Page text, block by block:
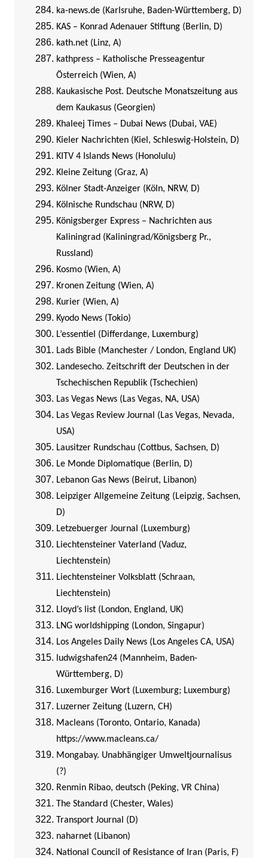
ka-news.de (Karlsruhe, Baden-Württemberg, D)
KAS – Konrad Adenauer Stiftung (Berlin, D)
kath.net (Linz, A)
kathpress – Katholische Presseagentur
Österreich (Wien, A)
Kaukasische Post. Deutsche Monatszeitung aus
dem Kaukasus (Georgien)
Khaleej Times – Dubai News (Dubai, VAE)
Kieler Nachrichten (Kiel, Schleswig-Holstein, D)
KITV 4 Islands News (Honolulu)
Kleine Zeitung (Graz, A)
Kölner Stadt-Anzeiger (Köln, NRW, D)
Kölnische Rundschau (NRW, D)
Königsberger Express – Nachrichten aus
Kaliningrad (Kaliningrad/Königsberg Pr.,
Russland)
Kosmo (Wien, A)
Kronen Zeitung (Wien, A)
Kurier (Wien, A)
Kyodo News (Tokio)
L’essentiel (Differdange, Luxemburg)
Lads Bible (Manchester / London, England UK)
Landesecho. Zeitschrift der Deutschen in der
Tschechischen Republik (Tschechien)
Las Vegas News (Las Vegas, NA, USA)
Las Vegas Review Journal (Las Vegas, Nevada,
USA)
Lausitzer Rundschau (Cottbus, Sachsen, D)
Le Monde Diplomatique (Berlin, D)
Lebanon Gas News (Beirut, Libanon)
Leipziger Allgemeine Zeitung (Leipzig, Sachsen,
D)
Letzebuerger Journal (Luxemburg)
Liechtensteiner Vaterland (Vaduz,
Liechtenstein)
Liechtensteiner Volksblatt (Schraan,
Liechtenstein)
Lloyd’s list (London, England, UK)
LNG worldshipping (London, Singapur)
Los Angeles Daily News (Los Angeles CA, USA)
ludwigshafen24 (Mannheim, Baden-
Württemberg, D)
Luxemburger Wort (Luxemburg; Luxemburg)
Luzerner Zeitung (Luzern, CH)
Macleans (Toronto, Ontario, Kanada)
https://www.macleans.ca/
Mongabay. Unabhängiger Umweltjournalisus
(?)
Renmin Ribao, deutsch (Peking, VR China)
The Standard (Chester, Wales)
Transport Journal (D)
naharnet (Libanon)
National Council of Resistance of Iran (Paris, F)